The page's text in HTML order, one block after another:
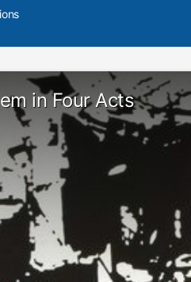
in Four Acts